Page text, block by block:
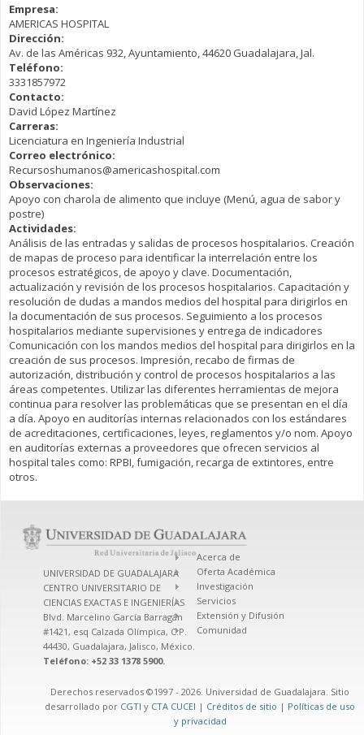
Empresa:
AMERICAS HOSPITAL
Dirección:
Av. de las Américas 932, Ayuntamiento, 44620 Guadalajara, Jal.
Teléfono:
3331857972
Contacto:
David López Martínez
Carreras:
Licenciatura en Ingeniería Industrial
Correo electrónico:
Recursoshumanos@americashospital.com
Observaciones:
Apoyo con charola de alimento que incluye (Menú, agua de sabor y
postre)
Actividades:
Análisis de las entradas y salidas de procesos hospitalarios. Creación
de mapas de proceso para identificar la interrelación entre los
procesos estratégicos, de apoyo y clave. Documentación,
actualización y revisión de los procesos hospitalarios. Capacitación y
resolución de dudas a mandos medios del hospital para dirigirlos en
la documentación de sus procesos. Seguimiento a los procesos
hospitalarios mediante supervisiones y entrega de indicadores
Comunicación con los mandos medios del hospital para dirigirlos en la
creación de sus procesos. Impresión, recabo de firmas de
autorización, distribución y control de procesos hospitalarios a las
áreas competentes. Utilizar las diferentes herramientas de mejora
continua para resolver las problemáticas que se presentan en el día
a día. Apoyo en auditorías internas relacionados con los estándares
de acreditaciones, certificaciones, leyes, reglamentos y/o nom. Apoyo
en auditorías externas a proveedores que ofrecen servicios al
hospital tales como: RPBI, fumigación, recarga de extintores, entre
otros.
UNIVERSIDAD DE GUADALAJARA
CENTRO UNIVERSITARIO DE
CIENCIAS EXACTAS E INGENIERÍAS
Blvd. Marcelino García Barragán
#1421, esq Calzada Olímpica, C.P.
44430, Guadalajara, Jalisco, México.
Teléfono: +52 33 1378 5900.
Acerca de
Oferta Académica
Investigación
Servicios
Extensión y Difusión
Comunidad
Derechos reservados ©1997 - 2026. Universidad de Guadalajara. Sitio
desarrollado por CGTI y CTA CUCEI | Créditos de sitio | Políticas de uso
y privacidad